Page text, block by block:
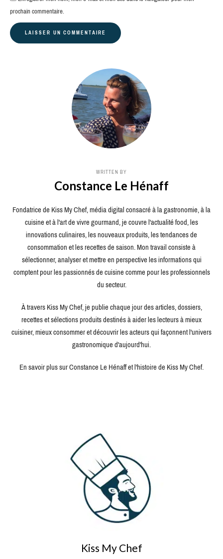
prochain commentaire.
WRITTEN BY
Constance Le Hénaff
Fondatrice de Kiss My Chef, média digital consacré à la gastronomie, à la
cuisine et à l'art de vivre gourmand, je couvre l'actualité food, les
innovations culinaires, les nouveaux produits, les tendances de
consommation et les recettes de saison. Mon travail consiste à
sélectionner, analyser et mettre en perspective les informations qui
comptent pour les passionnés de cuisine comme pour les professionnels
du secteur.
À travers Kiss My Chef, je publie chaque jour des articles, dossiers,
recettes et sélections produits destinés à aider les lecteurs à mieux
cuisiner, mieux consommer et découvrir les acteurs qui façonnent l'univers
gastronomique d'aujourd'hui.
En savoir plus sur Constance Le Hénaff et l'histoire de Kiss My Chef.
Kiss My Chef